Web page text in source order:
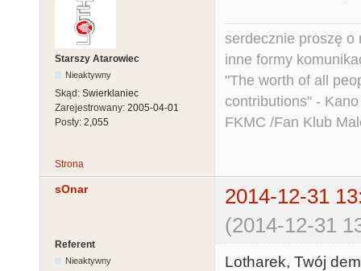
Starszy Atarowiec
Nieaktywny
Skąd: Swierklaniec
Zarejestrowany: 2005-04-01
Posty: 2,055
serdecznie proszę o
inne formy
"The worth of all
contributions" -
FKMC /Fan Klub
Strona
sOnar
2014-12-31
(2014-12-31
Referent
Nieaktywny
Lotharek, Twój